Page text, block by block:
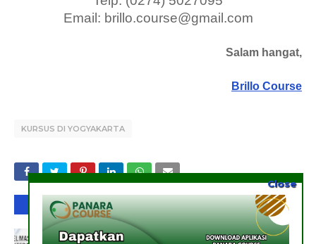
Email: brillo.course@gmail.com
Salam hangat,
Brillo Course
KURSUS DI YOGYAKARTA
ANDA MUNGKIN MENYUKAI POSTINGAN INI
Cari Informasi Bimbel Kedokteran di
Close